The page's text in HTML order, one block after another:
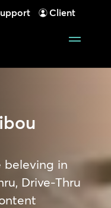
Client
beleving in
Drive-Thru